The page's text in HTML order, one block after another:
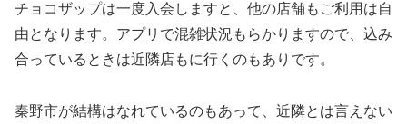
チョコザップは一度入会しますと、他の店舗もご利用は自
由となります。アプリで混雑状況もらかりますので、込み
合っているときは近隣店もに行くのもありです。
秦野市が結構はなれているのもあって、近隣とは言えない